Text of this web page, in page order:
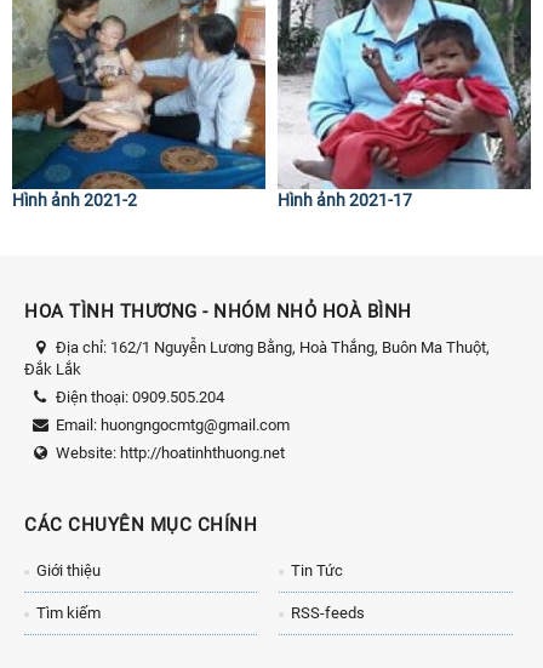
Hình ảnh 2021-2 Hình ảnh 2021-17
HOA TÌNH THƯƠNG - NHÓM NHỎ HOÀ BÌNH
Địa chỉ: 162/1 Nguyễn Lương Bằng, Hoà Thắng, Buôn Ma Thuột,
Đắk Lắk
Điện thoại: 0909.505.204
Email: huongngocmtg@gmail.com
Website: http://hoatinhthuong.net
CÁC CHUYÊN MỤC CHÍNH
Giới thiệu Tin Tức
Tìm kiếm RSS-feeds